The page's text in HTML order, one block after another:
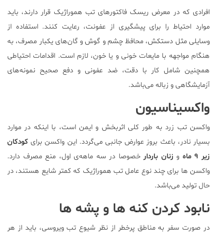
افرادی که در معرض ریسک فاکتورهای تب هموراژیک قرار دارند، باید
موارد احتیاط را برای پیشگیری از عفونت، رعایت کنند. استفاده از
وسایلی مثل دستکش، محافظ چشم و گوش و گان‌های یکبار مصرف، به
هنگام مواجهه با مایعات خونی و یا خون، لازم است. اقدامات احتیاطی
همچنین شامل کار با دقت، ضد عفونی و دفع صحیح نمونه‌های
آزمایشگاهی و زباله می‌باشد.
واکسیناسیون
واکسن تب زرد به طور کلی اثربخش و ایمن است، با اینکه در موارد
بسیار نادر، باعث بروز عوارض جانبی می‌گردد. این واکسن برای کودکان
زیر ۹ ماه
و زنان باردارخصوصا در سه ماهه‌ی اول، منع مصرف دارد.
واکسن ها برای چند نوع عامل تب هموراژیک که کمتر شایع هستند، در
حال تولید می‌باشد.
نابود کردن کنه ها و پشه ها
در صورت سفر به مناطق پرخطر از نظر شیوع تب ویروسی، باید از هر